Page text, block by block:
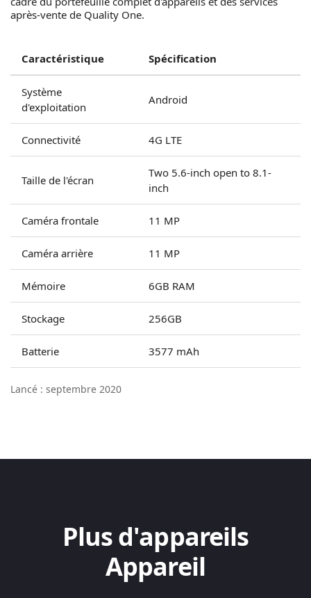
après-vente de Quality One.
Caractéristique Spécification
Système
d'exploitation
Android
Connectivité 4G LTE
Taille de l'écran
Two 5.6-inch open to 8.1-
inch
Caméra frontale 11 MP
Caméra arrière 11 MP
Mémoire 6GB RAM
Stockage 256GB
Batterie 3577 mAh
Lancé : septembre 2020
Plus d'appareils
Appareil